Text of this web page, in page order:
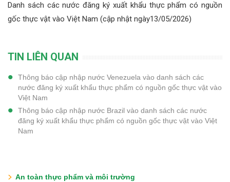
Danh sách các nước đăng ký xuất khẩu thực phẩm có nguồn
gốc thực vật vào Việt Nam (cập nhật ngày13/05/2026)
TIN LIÊN QUAN
Thông báo cập nhập nước Venezuela vào danh sách các
nước đăng ký xuất khẩu thực phẩm có nguồn gốc thực vật vào
Việt Nam
Thông báo cập nhập nước Brazil vào danh sách các nước
đăng ký xuất khẩu thực phẩm có nguồn gốc thực vật vào Việt
Nam
An toàn thực phẩm và môi trường